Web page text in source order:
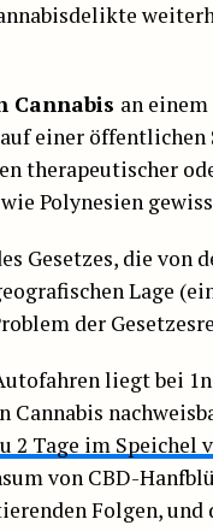
Cannabis an
einer
therapeutischer
Polynesien
Gesetzes, die von
Lage
der
liegt bei
Cannabis
2 Tage im Speichel
von CBD-
Folgen, und